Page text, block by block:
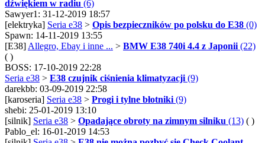
dźwiękiem w radiu (6)
Sawyer1: 31-12-2019 18:57
[elektryka] Seria e38 > Opis bezpieczników po polsku do E38 (0)
Spawn: 14-11-2019 13:55
[E38] Allegro, Ebay i inne ... > BMW E38 740i 4.4 z Japonii (22)
( )
BOSS: 17-10-2019 22:28
Seria e38 > E38 czujnik ciśnienia klimatyzacji (9)
darekbb: 03-09-2019 22:58
[karoseria] Seria e38 > Progi i tylne błotniki (9)
shebi: 25-01-2019 13:10
[silnik] Seria e38 > Opadające obroty na zimnym silniku (13) ( )
Pablo_el: 16-01-2019 14:53